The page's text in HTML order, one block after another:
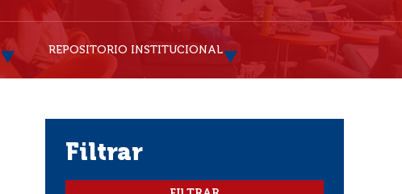
REPOSITORIO INSTITUCIONAL
filtrar